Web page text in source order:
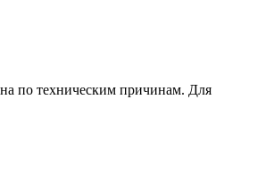
по техническим причинам. Для